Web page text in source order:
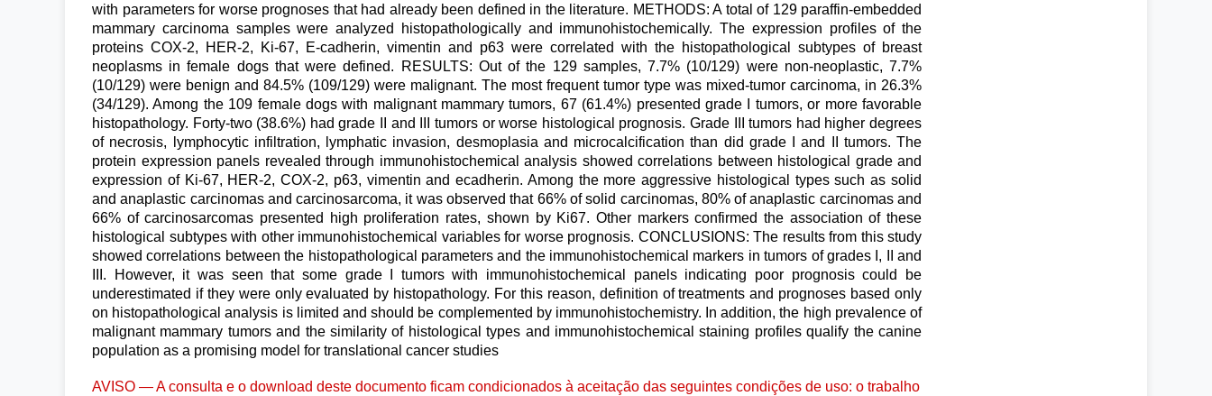
with parameters for worse prognoses that had already been defined in the literature. METHODS: A total of 129 paraffin-embedded
mammary carcinoma samples were analyzed histopathologically and immunohistochemically. The expression profiles of the
proteins COX-2, HER-2, Ki-67, E-cadherin, vimentin and p63 were correlated with the histopathological subtypes of breast
neoplasms in female dogs that were defined. RESULTS: Out of the 129 samples, 7.7% (10/129) were non-neoplastic, 7.7%
(10/129) were benign and 84.5% (109/129) were malignant. The most frequent tumor type was mixed-tumor carcinoma, in 26.3%
(34/129). Among the 109 female dogs with malignant mammary tumors, 67 (61.4%) presented grade I tumors, or more favorable
histopathology. Forty-two (38.6%) had grade II and III tumors or worse histological prognosis. Grade III tumors had higher degrees
of necrosis, lymphocytic infiltration, lymphatic invasion, desmoplasia and microcalcification than did grade I and II tumors. The
protein expression panels revealed through immunohistochemical analysis showed correlations between histological grade and
expression of Ki-67, HER-2, COX-2, p63, vimentin and ecadherin. Among the more aggressive histological types such as solid
and anaplastic carcinomas and carcinosarcoma, it was observed that 66% of solid carcinomas, 80% of anaplastic carcinomas and
66% of carcinosarcomas presented high proliferation rates, shown by Ki67. Other markers confirmed the association of these
histological subtypes with other immunohistochemical variables for worse prognosis. CONCLUSIONS: The results from this study
showed correlations between the histopathological parameters and the immunohistochemical markers in tumors of grades I, II and
III. However, it was seen that some grade I tumors with immunohistochemical panels indicating poor prognosis could be
underestimated if they were only evaluated by histopathology. For this reason, definition of treatments and prognoses based only
on histopathological analysis is limited and should be complemented by immunohistochemistry. In addition, the high prevalence of
malignant mammary tumors and the similarity of histological types and immunohistochemical staining profiles qualify the canine
population as a promising model for translational cancer studies
AVISO — A consulta e o download deste documento ficam condicionados à aceitação das seguintes condições de uso: o trabalho